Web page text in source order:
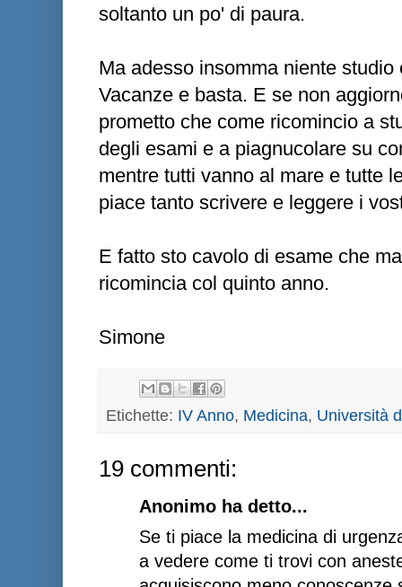
soltanto un po' di paura.
Ma adesso insomma niente
Vacanze e basta. E se non
prometto che come ricomincio a
degli esami e a piagnucolare su
mentre tutti vanno al mare e tutte
piace tanto scrivere e leggere i
E fatto sto cavolo di esame che
ricomincia col quinto anno.
Simone
Etichette: IV Anno, Medicina, Università
19 commenti:
Anonimo ha detto...
Se ti piace la medicina di
a vedere come ti trovi con